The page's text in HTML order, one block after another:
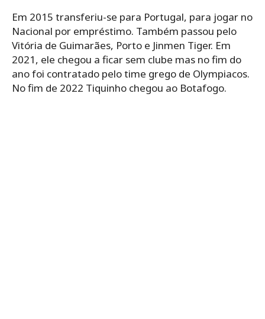
Em 2015 transferiu-se para Portugal, para jogar no
Nacional por empréstimo. Também passou pelo
Vitória de Guimarães, Porto e Jinmen Tiger. Em
2021, ele chegou a ficar sem clube mas no fim do
ano foi contratado pelo time grego de Olympiacos.
No fim de 2022 Tiquinho chegou ao Botafogo.